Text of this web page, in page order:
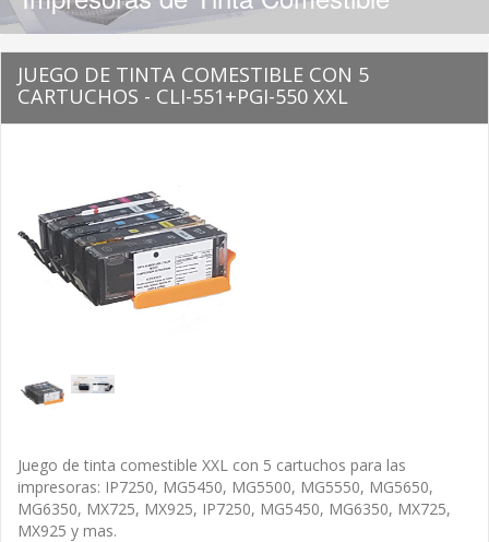
JUEGO DE TINTA COMESTIBLE CON 5
CARTUCHOS - CLI-551+PGI-550 XXL
Juego de tinta comestible XXL con 5 cartuchos para las
impresoras: IP7250, MG5450, MG5500, MG5550, MG5650,
MG6350, MX725, MX925, IP7250, MG5450, MG6350, MX725,
MX925 y mas.